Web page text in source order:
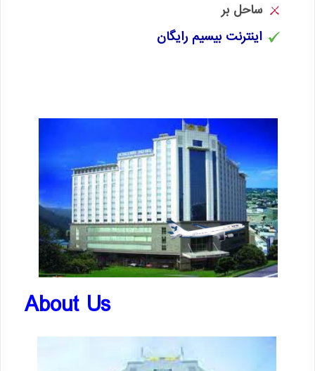
ساحل بر
اینترنت بیسیم رایگان
About Us